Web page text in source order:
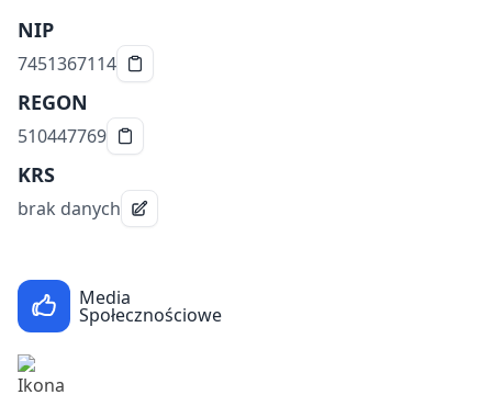
NIP
7451367114
REGON
510447769
KRS
brak danych
Media
Społecznościowe